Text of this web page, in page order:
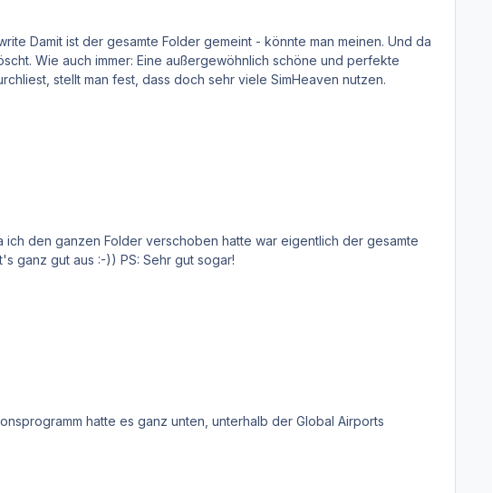
XP-Foren durchliest, stellt man fest, dass doch sehr viele SimHeaven nutzen.
Flughafen aus den Global Airports. Ist etwas missverständlich beschrieben in der Anweisung. Jetzt schaut's ganz gut aus :-)) PS: Sehr gut sogar!